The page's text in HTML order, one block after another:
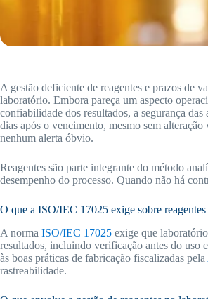
A gestão deficiente de reagentes e prazos de
laboratório. Embora pareça um aspecto
confiabilidade dos resultados, a segurança
dias após o vencimento, mesmo sem
nenhum alerta óbvio.
Reagentes são parte integrante do método
desempenho do processo. Quando não há
O que a ISO/IEC 17025 exige sobre
A norma ISO/IEC 17025 exige que
resultados, incluindo verificação antes do uso
às boas práticas de fabricação fiscalizadas pela
rastreabilidade.